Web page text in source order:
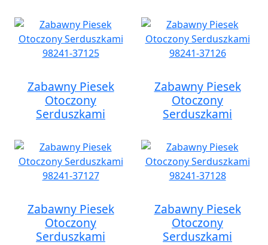
Zabawny Piesek
Otoczony
Serduszkami
Zabawny Piesek
Otoczony
Serduszkami
Zabawny Piesek
Otoczony
Serduszkami
Zabawny Piesek
Otoczony
Serduszkami